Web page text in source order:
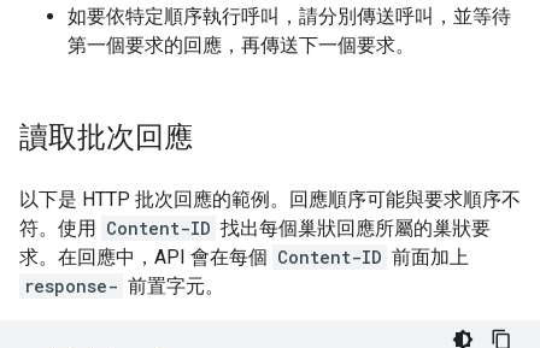
如要依特定順序執行呼叫，請分別傳送呼叫，並等待
第一個要求的回應，再傳送下一個要求。
讀取批次回應
以下是 HTTP 批次回應的範例。回應順序可能與要求順序不
符。使用 Content-ID 找出每個巢狀回應所屬的巢狀要
求。在回應中，API 會在每個 Content-ID 前面加上
response- 前置字元。